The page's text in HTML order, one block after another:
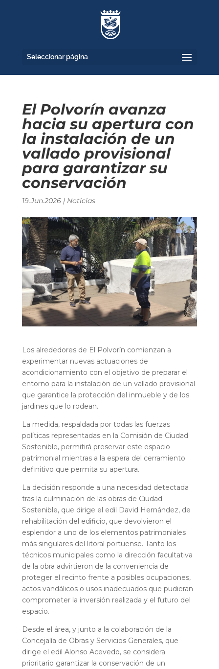
Seleccionar página
El Polvorín avanza
hacia su apertura con
la instalación de un
vallado provisional
para garantizar su
conservación
19.Jun.2026| Noticias
Los alrededores de El Polvorín comienzan a
experimentar nuevas actuaciones de
acondicionamiento con el objetivo de preparar el
entorno para la instalación de un vallado provisional
que garantice la protección del inmueble y de los
jardines que lo rodean.
La medida, respaldada por todas las fuerzas
políticas representadas en la Comisión de Ciudad
Sostenible, permitirá preservar este espacio
patrimonial mientras a la espera del cerramiento
definitivo que permita su apertura.
La decisión responde a una necesidad detectada
tras la culminación de las obras de Ciudad
Sostenible, que dirige el edil David Hernández, de
rehabilitación del edificio, que devolvieron el
esplendor a uno de los elementos patrimoniales
más singulares del litoral portuense. Tanto los
técnicos municipales como la dirección facultativa
de la obra advirtieron de la conveniencia de
proteger el recinto frente a posibles ocupaciones,
actos vandálicos o usos inadecuados que pudieran
comprometer la inversión realizada y el futuro del
espacio.
Desde el área, y junto a la colaboración de la
Concejalía de Obras y Servicios Generales, que
dirige el edil Alonso Acevedo, se considera
prioritario garantizar la conservación de un